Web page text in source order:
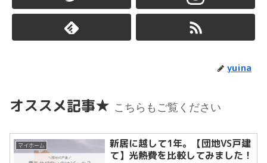
yuina
オススメ記事★ こちらもご覧ください
マイホーム
新居に越して1年。【団地VS戸建
て】光熱費を比較してみました！